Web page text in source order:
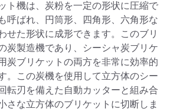
ト機は、炭粉を一定の形状に圧縮で
呼ばれ、円筒形、四角形、六角形な
せた形状に成形できます。このブリ
炭製造機であり、シーシャ炭ブリケ
炭ブリケットの両方を非常に効率的
。この炭機を使用して立方体のシー
転刃を備えた自動カッターと組み合
さな立方体のブリケットに切断しま